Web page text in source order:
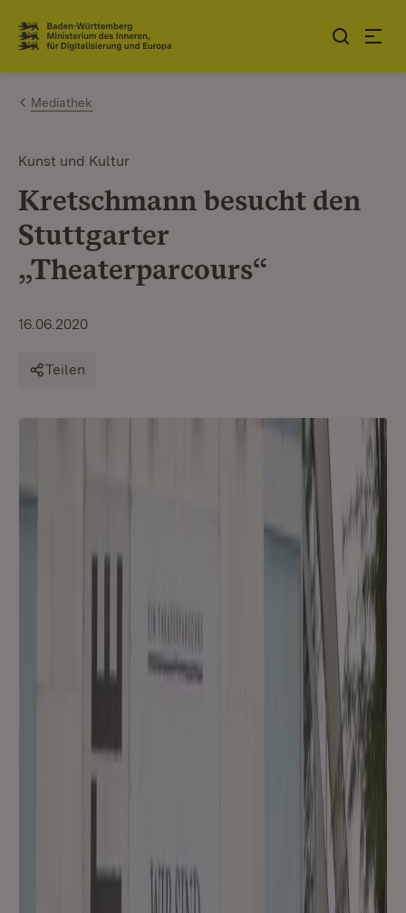
Zum Inhalt springen
Link zur Startseite
Mediathek
Kunst und Kultur
Kretschmann besucht den
Stuttgarter
„Theaterparcours“
16.06.2020
Teilen